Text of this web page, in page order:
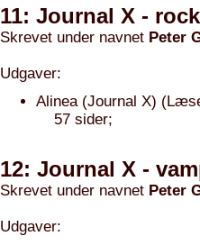
11: Journal X -
Skrevet under navnet Peter
Udgaver:
Alinea (Journal X)
57 sider;
12: Journal X -
Skrevet under navnet Peter
Udgaver: